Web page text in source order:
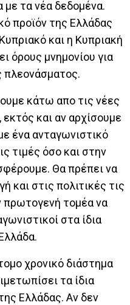
με τα νέα δεδομένα.
προϊόν της Ελλάδας
και η Κυπριακή
όρους μνημονίου για
κάτω απο τις νέες
και αν αρχίσουμε
ένα ανταγωνιστικό
τιμές όσο και στην
Θα πρέπει να
και στις πολιτικές τις
πρωτογενή τομέα να
στα ίδια
χρονικό διάστημα
τα ίδια
Ελλάδας. Αν δεν